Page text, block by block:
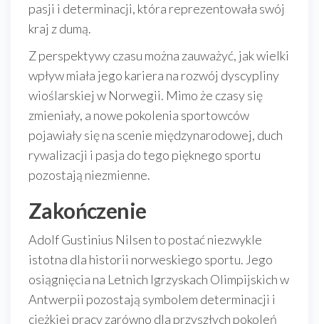
pasji i determinacji, która reprezentowała swój
kraj z dumą.
Z perspektywy czasu można zauważyć, jak wielki
wpływ miała jego kariera na rozwój dyscypliny
wioślarskiej w Norwegii. Mimo że czasy się
zmieniały, a nowe pokolenia sportowców
pojawiały się na scenie międzynarodowej, duch
rywalizacji i pasja do tego pięknego sportu
pozostają niezmienne.
Zakończenie
Adolf Gustinius Nilsen to postać niezwykle
istotna dla historii norweskiego sportu. Jego
osiągnięcia na Letnich Igrzyskach Olimpijskich w
Antwerpii pozostają symbolem determinacji i
ciężkiej pracy zarówno dla przyszłych pokoleń